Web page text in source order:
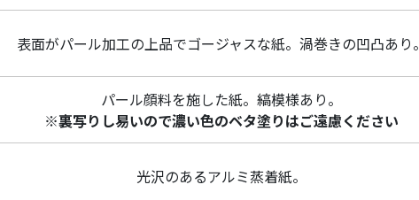
表面がパール加工の上品でゴージャスな紙。渦巻きの凹凸あり。
パール顔料を施した紙。縞模様あり。
※裏写りし易いので濃い色のベタ塗りはご遠慮ください
光沢のあるアルミ蒸着紙。